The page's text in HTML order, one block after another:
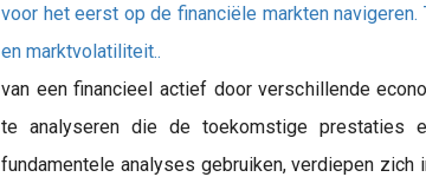
voor het eerst op de financiële markten
en marktvolatiliteit..
van een financieel actief door verschillende
te analyseren die de toekomstige prestaties
fundamentele analyses gebruiken, verdiepen